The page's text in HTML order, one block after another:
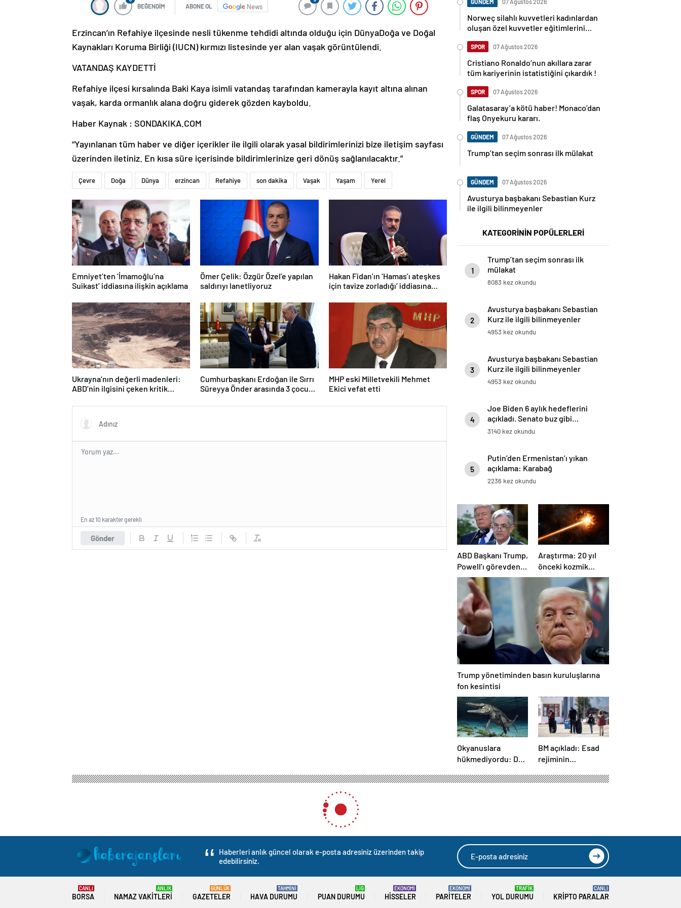
BEĞENDİM ABONE OL News
Erzincan’ın Refahiye ilçesinde nesli tükenme tehdidi altında olduğu için DünyaDoğa ve Doğal
Kaynakları Koruma Birliği (IUCN) kırmızı listesinde yer alan vaşak görüntülendi.
VATANDAŞ KAYDETTİ
Refahiye ilçesi kırsalında Baki Kaya isimli vatandaş tarafından kamerayla kayıt altına alınan
vaşak, karda ormanlık alana doğru giderek gözden kayboldu.
Haber Kaynak : SONDAKIKA.COM
“Yayınlanan tüm haber ve diğer içerikler ile ilgili olarak yasal bildirimlerinizi bize iletişim sayfası
üzerinden iletiniz. En kısa süre içerisinde bildirimlerinize geri dönüş sağlanılacaktır.”
Çevre Doğa Dünya erzincan Refahiye son dakika Vaşak Yaşam Yerel
Emniyet’ten ‘İmamoğlu’na
Suikast’ iddiasına ilişkin açıklama
Ömer Çelik: Özgür Özel’e yapılan
saldırıyı lanetliyoruz
Hakan Fidan’ın ‘Hamas’ı ateşkes
için tavize zorladığı’ iddiasına
Ukrayna’nın değerli madenleri:
ABD’nin ilgisini çeken kritik
Cumhurbaşkanı Erdoğan ile Sırrı
Süreyya Önder arasında 3 çocuk
MHP eski Milletvekili Mehmet
Ekici vefat etti
Gönder
En az 10 karakter gerekli
GÜNDEM 07 Ağustos 2026
Norweç silahlı kuvvetleri kadınlardan
oluşan özel kuvvetler eğitimlerini
SPOR 07 Ağustos 2026
Cristiano Ronaldo’nun akıllara zarar
tüm kariyerinin istatistiğini çıkardık !
SPOR 07 Ağustos 2026
Galatasaray’a kötü haber! Monaco’dan
flaş Onyekuru kararı.
GÜNDEM 07 Ağustos 2026
Trump’tan seçim sonrası ilk mülakat
GÜNDEM 07 Ağustos 2026
Avusturya başbakanı Sebastian Kurz
ile ilgili bilinmeyenler
KATEGORİNİN POPÜLERLERİ
1
Trump’tan seçim sonrası ilk
mülakat
8083 kez okundu
2
Avusturya başbakanı Sebastian
Kurz ile ilgili bilinmeyenler
4953 kez okundu
3
Avusturya başbakanı Sebastian
Kurz ile ilgili bilinmeyenler
4953 kez okundu
4
Joe Biden 6 aylık hedeflerini
açıkladı. Senato buz gibi…
3140 kez okundu
5
Putin’den Ermenistan’ı yıkan
açıklama: Karabağ
Azerbaycan’ın ayrılmaz bir
2236 kez okundu
ABD Başkanı Trump,
Powell’ı görevden
almayacağını
söyledi
Araştırma: 20 yıl
önceki kozmik
patlama, element
oluşumunda önemli
rol oynuyor
Trump yönetiminden basın kuruluşlarına
fon kesintisi
Okyanuslara
hükmediyordu: Dev
bulundu
BM açıkladı: Esad
rejiminin
yana 1,4 milyondan
Haberleri anlık güncel olarak e-posta adresiniz üzerinden takip
edebilirsiniz.
BORSA
CANLI
NAMAZ VAKITLERI
ANLIK
GAZETELER
GÜNLÜK
HAVA DURUMU
TAHMİNİ
PUAN DURUMU
LİG
HISSELER
EKONOMİ
PARITELER
EKONOMİ
YOL DURUMU
TRAFİK
KRIPTO PARALAR
CANLI